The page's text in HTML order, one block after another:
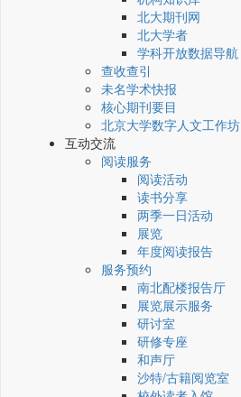
北大期刊网
北大学者
学科开放数据导航
查收查引
未名学术快报
核心期刊要目
北京大学数字人文工作坊
互动交流
阅读服务
阅读活动
读书分享
两季一日活动
展览
年度阅读报告
服务预约
南北配楼报告厅
展览展示服务
研讨室
研修专座
和声厅
沙特/古籍阅览室